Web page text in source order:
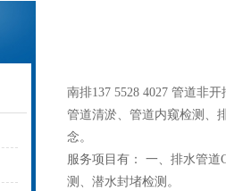
南排137 5528 4027 管道非
管道清淤、管道内窥检测、
念。
服务项目有： 一、排水管
测、潜水封堵检测。